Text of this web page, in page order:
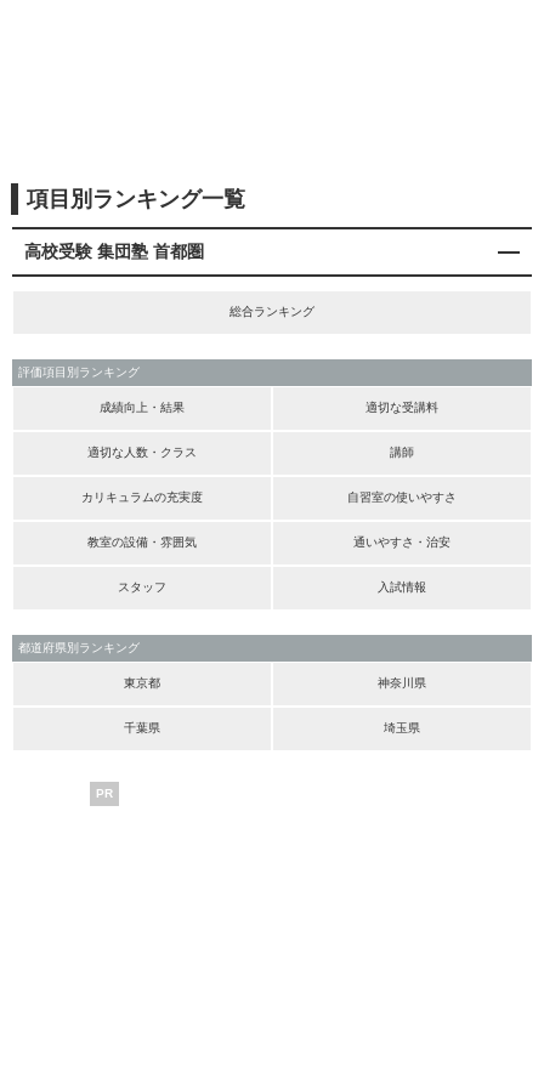
項目別ランキング一覧
高校受験 集団塾 首都圏
総合ランキング
評価項目別ランキング
成績向上・結果 適切な受講料
適切な人数・クラス 講師
カリキュラムの充実度 自習室の使いやすさ
教室の設備・雰囲気 通いやすさ・治安
スタッフ 入試情報
都道府県別ランキング
東京都 神奈川県
千葉県 埼玉県
PR